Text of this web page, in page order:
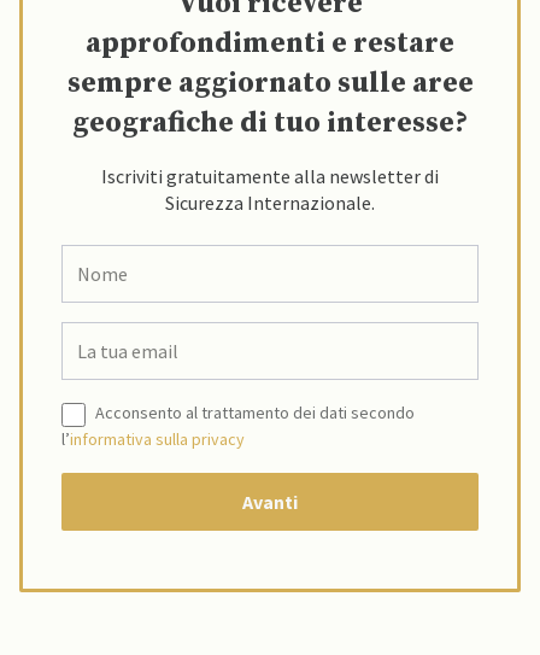
approfondimenti e restare
sempre aggiornato sulle aree
geografiche di tuo interesse?
Iscriviti gratuitamente alla newsletter di
Sicurezza Internazionale.
Acconsento al trattamento dei dati secondo
l’informativa sulla privacy